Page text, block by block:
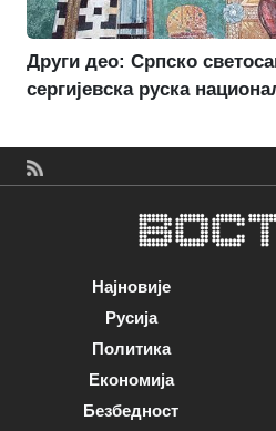
Други део: Српско
сергијевска руска
Најновије
Русија
Политика
Економија
Безбедност